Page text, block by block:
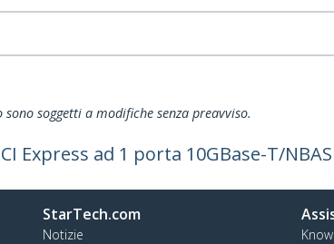
soggetti a modifiche senza preavviso.
Express ad 1 porta 10GBase-T/
StarTech.com
Notizie